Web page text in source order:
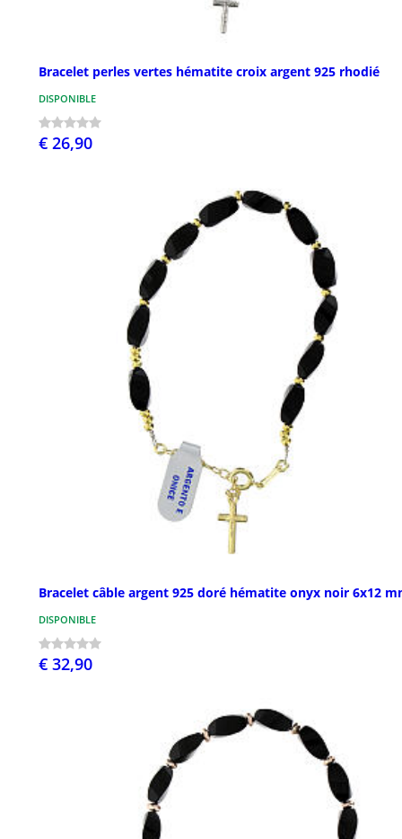
Bracelet perles vertes hématite croix argent 925 rhodié
DISPONIBLE
€ 26,90
Bracelet câble argent 925 doré hématite onyx noir 6x12
DISPONIBLE
€ 32,90